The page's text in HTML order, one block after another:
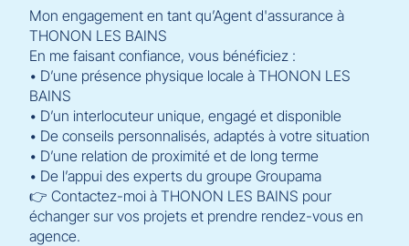
Mon engagement en tant qu’Agent d'assurance à
THONON LES BAINS
En me faisant confiance, vous bénéficiez :
• D’une présence physique locale à THONON LES
BAINS
• D’un interlocuteur unique, engagé et disponible
• De conseils personnalisés, adaptés à votre situation
• D’une relation de proximité et de long terme
• De l’appui des experts du groupe Groupama
👉 Contactez-moi à THONON LES BAINS pour
échanger sur vos projets et prendre rendez-vous en
agence.